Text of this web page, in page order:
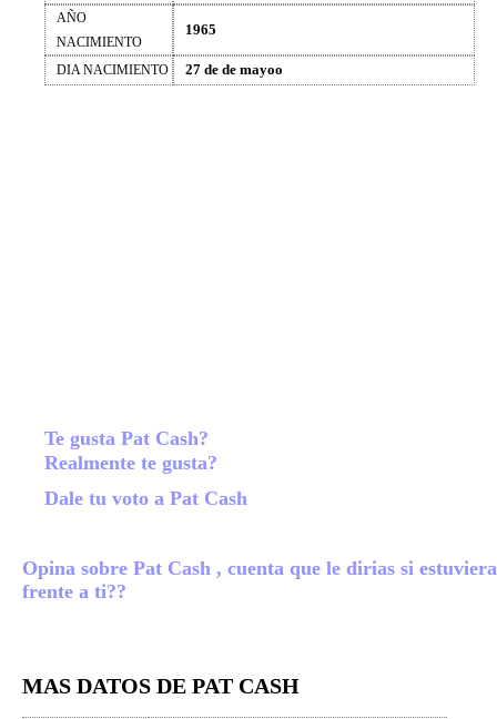
AÑO
NACIMIENTO
1965
DIA NACIMIENTO 27 de de mayoo
Te gusta Pat Cash?
Realmente te gusta?
Dale tu voto a Pat Cash
Opina sobre Pat Cash , cuenta que le dirias si estuviera
frente a ti??
MAS DATOS DE PAT CASH